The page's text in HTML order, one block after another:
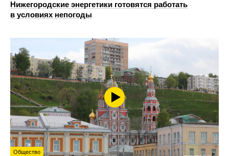
Нижегородские энергетики готовятся работать
в условиях непогоды
Общество